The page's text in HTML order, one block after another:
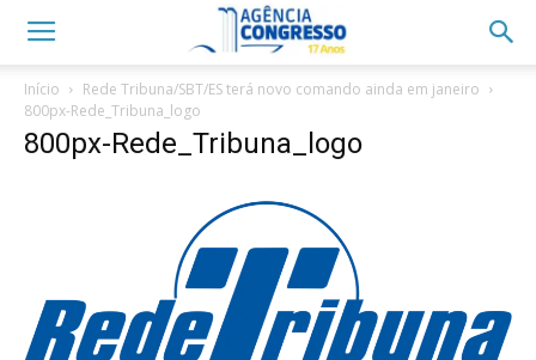
Início
Rede Tribuna/SBT/ES terá novo comando ainda em janeiro
800px-Rede_Tribuna_logo
800px-Rede_Tribuna_logo